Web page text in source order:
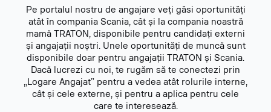
Pe portalul nostru de angajare veți găsi oportunități
atât în compania Scania, cât și la compania noastră
mamă TRATON, disponibile pentru candidați externi
și angajații noștri. Unele oportunități de muncă sunt
disponibile doar pentru angajații TRATON și Scania.
Dacă lucrezi cu noi, te rugăm să te conectezi prin
„Logare Angajat” pentru a vedea atât rolurile interne,
cât și cele externe, și pentru a aplica pentru cele
care te interesează.